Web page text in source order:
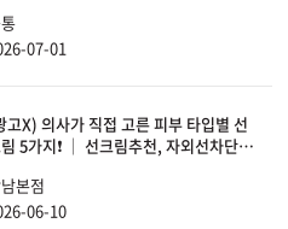
07-01
고X) 의사가 직접 고른 피부 타입별 선
5가지❗ │ 선크림추천, 자외선차단
본점
06-10